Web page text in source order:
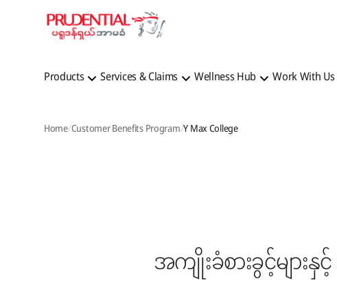
Products Services & Claims Wellness Hub Work With Us
HomeCustomer Benefits ProgramY Max College
အကျိုးခံစားခွင့်များနှ